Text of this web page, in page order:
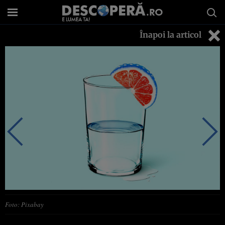
Înapoi la articol
Foto: Pixabay